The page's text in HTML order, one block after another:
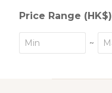
Price Range (HK$)
~